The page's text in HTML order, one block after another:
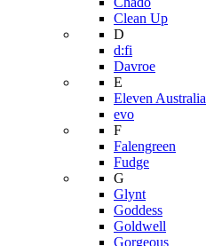
Clean Up
D
d:fi
Davroe
E
Eleven Australia
evo
F
Falengreen
Fudge
G
Glynt
Goddess
Goldwell
Gorgeous